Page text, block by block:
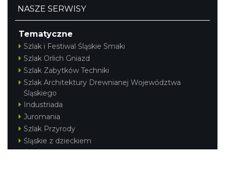
NASZE SERWISY
Tematyczne
Szlak i Festiwal Śląskie Smaki
Szlak Orlich Gniazd
Szlak Zabytków Techniki
Szlak Architektury Drewnianej Województwa
Śląskiego
Industriada
Juromania
Szlak Przyrody
Śląskie z dzieckiem